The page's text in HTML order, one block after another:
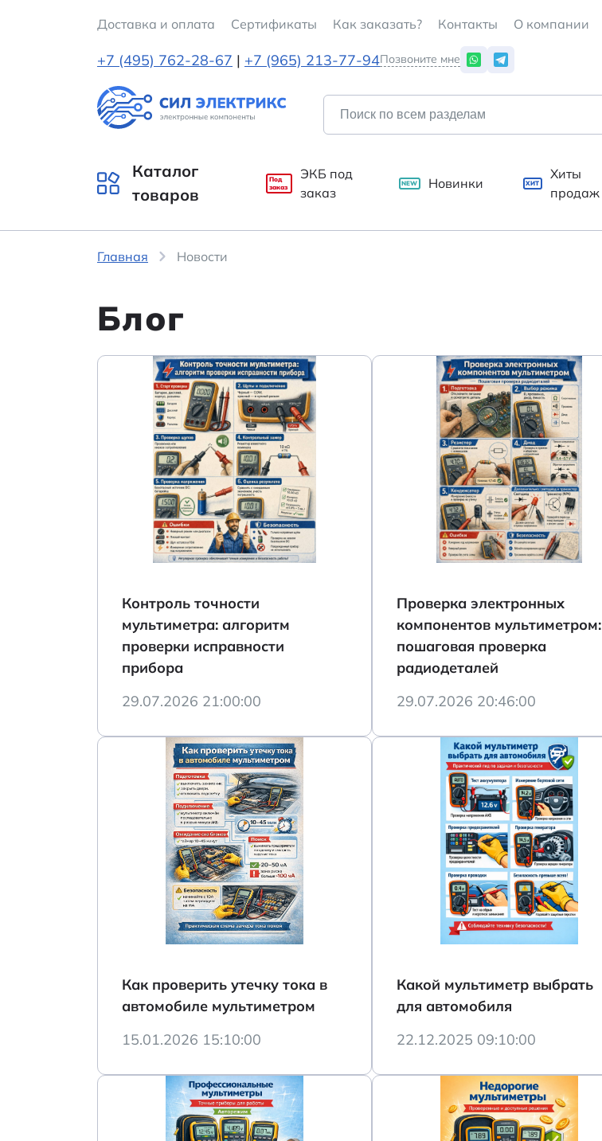
Доставка и оплата Cертификаты Как заказать? Контакты О компании
+7 (495) 762-28-67 | +7 (965) 213-77-94Позвоните мне
Каталог
товаров
Под
заказ
ЭКБ под
заказ
NEW Новинки ХИТ
Хиты
продаж
Главная Новости
Блог
Контроль точности
мультиметра: алгоритм
проверки исправности
прибора
29.07.2026 21:00:00
Проверка электронных
компонентов мультиметром:
пошаговая проверка
радиодеталей
29.07.2026 20:46:00
Как проверить утечку тока в
автомобиле мультиметром
15.01.2026 15:10:00
Какой мультиметр выбрать
для автомобиля
22.12.2025 09:10:00